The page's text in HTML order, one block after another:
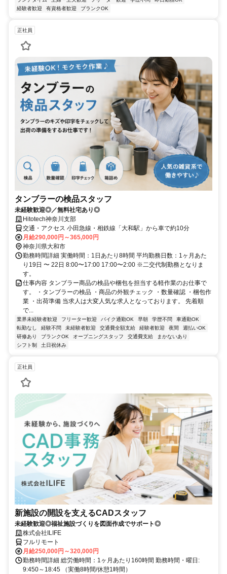
経験者歓迎
有資格者歓迎 ブランクOK
正社員
タンブラーの検品スタッフ
未経験歓迎◎／無料社宅あり◎
Hitotech神奈川支部
交通・アクセス 小田急線・相鉄線「大和駅」から車で約10分
月給290,000円～365,000円
神奈川県大和市
勤務時間詳細 実働時間：1日あたり8時間 平均勤務日数：1ヶ月あた
り19日 〜 22日 8:00〜17:00 17:00〜2:00 ※二交代制勤務となりま
す。
仕事内容 タンブラー商品の検品や梱包を担当する軽作業のお仕事で
す。 ・タンブラーの検品 ・商品の外観チェック ・数量確認 ・梱包作
業 ・出荷準備 当求人は大変人気な求人となっております。 先着順
で...
業界未経験者歓迎 フリーター歓迎 バイク通勤OK 早朝 学歴不問
車通勤OK
転勤なし
経験不問 未経験者歓迎 交通費全額支給 経験者歓迎 夜間
週払いOK
研修あり
ブランクOK オープニングスタッフ 交通費支給
まかないあり
シフト制
土日祝休み
正社員
新施設の開設を支えるCADスタッフ
未経験歓迎◎福祉施設づくりを図面作成でサポート◎
株式会社ILIFE
フルリモート
月給250,000円～320,000円
勤務時間詳細 総労働時間：1ヶ月あたり160時間 勤務時間・曜日:
9:450～18:45 （実働8時間/休憩1時間）